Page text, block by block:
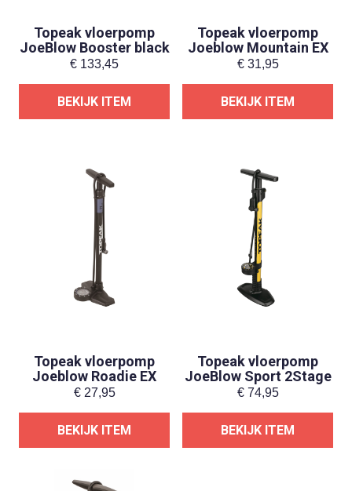
Topeak vloerpomp
JoeBlow Booster black
€ 133,45
BEKIJK ITEM
Topeak vloerpomp
Joeblow Mountain EX
€31,95
BEKIJK ITEM
Topeak vloerpomp
Joeblow Roadie EX
€27,95
BEKIJK ITEM
Topeak vloerpomp
JoeBlow Sport 2Stage
€74,95
BEKIJK ITEM